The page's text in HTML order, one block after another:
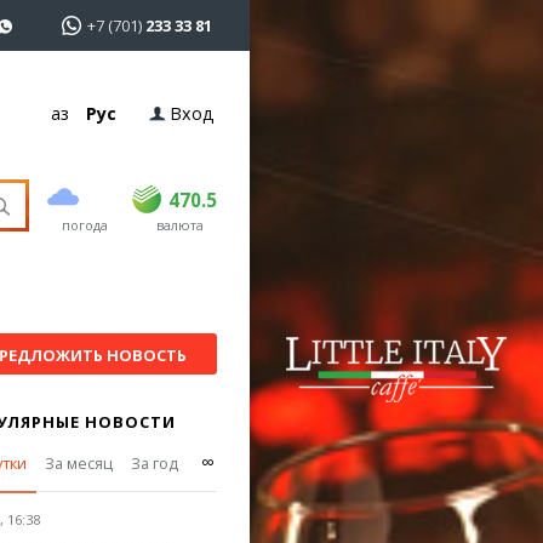
+7 (701) 233 33 81
Қаз Рус Вход
погода
470.5
USD 468.5 470.5
EUR валюта
НОВОСТЬ
НОВОСТИ
За месяц За год ∞
16:38